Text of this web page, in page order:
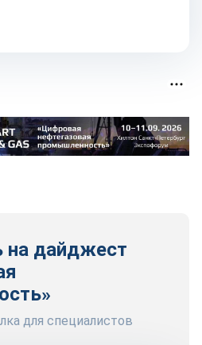
на дайджест
для специалистов